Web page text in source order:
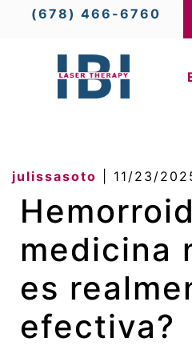
(678) 466-6760
julissasoto 11/23/
medicina
es
efectiva?